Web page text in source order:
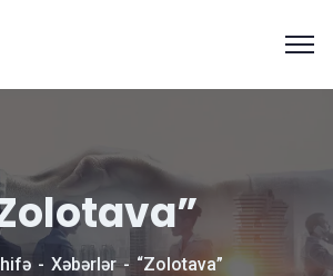
Xəbərlər “Zolotava”